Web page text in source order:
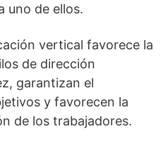
uno de ellos.
vertical favorece la
de dirección
garantizan el
y favorecen la
de los trabajadores.